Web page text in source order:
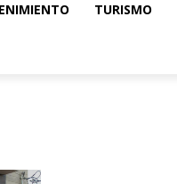
TURISMO